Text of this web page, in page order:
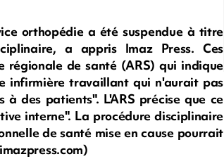
orthopédie a été suspendue à titre
a appris Imaz Press. Ces
régionale de santé (ARS) qui indique
infirmière travaillant qui n'aurait pas
des patients". L'ARS précise que ce
interne". La procédure disciplinaire
de santé mise en cause pourrait